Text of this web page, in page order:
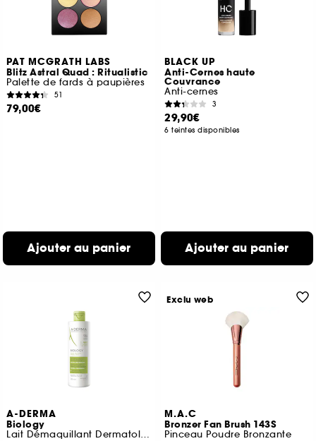
PAT MCGRATH LABS
Blitz Astral Quad : Ritualistic
Palette de fards à paupières
51
79,00€
Ajouter au panier
BLACK UP
Anti-Cernes haute
Couvrance
Anti-cernes
3
29,90€
6 teintes disponibles
Ajouter au panier
A-DERMA
Biology
Lait Démaquillant Dermatologique Hydra-Nettoyant
M.A.C
Bronzer Fan Brush 143S
Pinceau Poudre Bronzante
Exclu web